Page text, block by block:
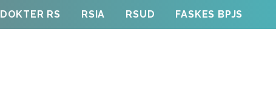
DOKTER RS RSIA RSUD FASKES BPJS